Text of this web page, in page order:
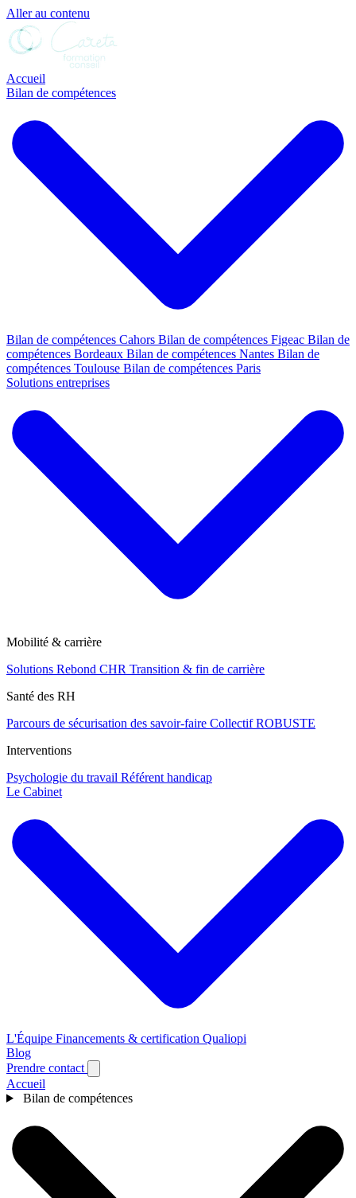
Aller au contenu
Accueil
Bilan de compétences
Bilan de compétences Cahors Bilan de compétences Figeac Bilan de
compétences Bordeaux Bilan de compétences Nantes Bilan de
compétences Toulouse Bilan de compétences Paris
Solutions entreprises
Mobilité & carrière
Solutions Rebond CHR Transition & fin de carrière
Santé des RH
Parcours de sécurisation des savoir-faire Collectif ROBUSTE
Interventions
Psychologie du travail Référent handicap
Le Cabinet
L'Équipe Financements & certification Qualiopi
Blog
Prendre contact
Accueil
Bilan de compétences